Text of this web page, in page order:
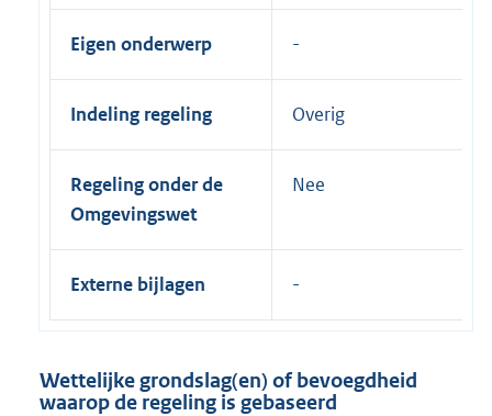
Eigen onderwerp
Indeling regeling Overig
Regeling onder de
Omgevingswet
Nee
Externe bijlagen
Wettelijke grondslag(en) of bevoegdheid
waarop de regeling is gebaseerd